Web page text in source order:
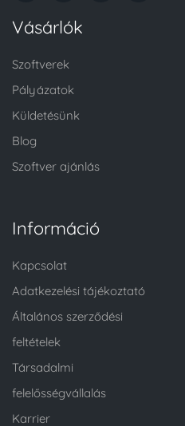
Vásárlók
Szoftverek
Pályázatok
Küldetésünk
Blog
Szoftver ajánlás
Információ
Kapcsolat
Adatkezelési tájékoztató
Általános szerződési
feltételek
Társadalmi
felelősségvállalás
Karrier